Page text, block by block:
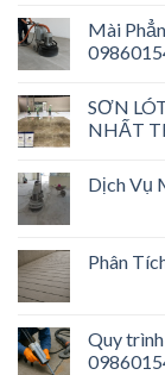
Mài
SƠN
NHẤT
Dịch Vụ
Phân
Quy